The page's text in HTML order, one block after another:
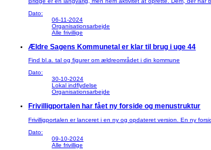
Dato:
06-11-2024
Organisationsarbejde
Alle frivillige
Ældre Sagens Kommunetal er klar til brug i uge 44
Find bl.a. tal og figurer om ældreområdet i din kommune
Dato:
30-10-2024
Lokal indflydelse
Organisationsarbejde
Frivilligportalen har fået ny forside og menustruktur
Frivilligportalen er lanceret i en ny og opdateret version. En ny
Dato:
09-10-2024
Alle frivillige